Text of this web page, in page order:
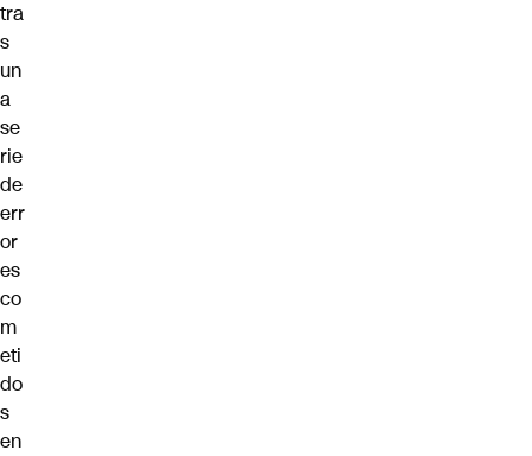
tra
s
un
a
se
rie
de
err
or
es
co
m
eti
do
s
en